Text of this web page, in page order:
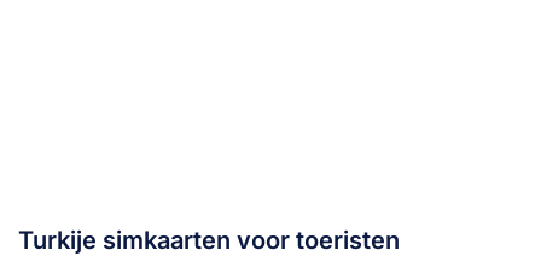
Turkije simkaarten voor toeristen